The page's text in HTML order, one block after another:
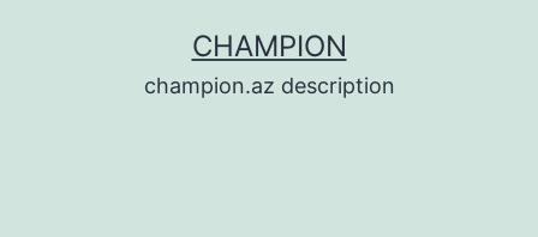
содержимому
CHAMPION
champion.az description